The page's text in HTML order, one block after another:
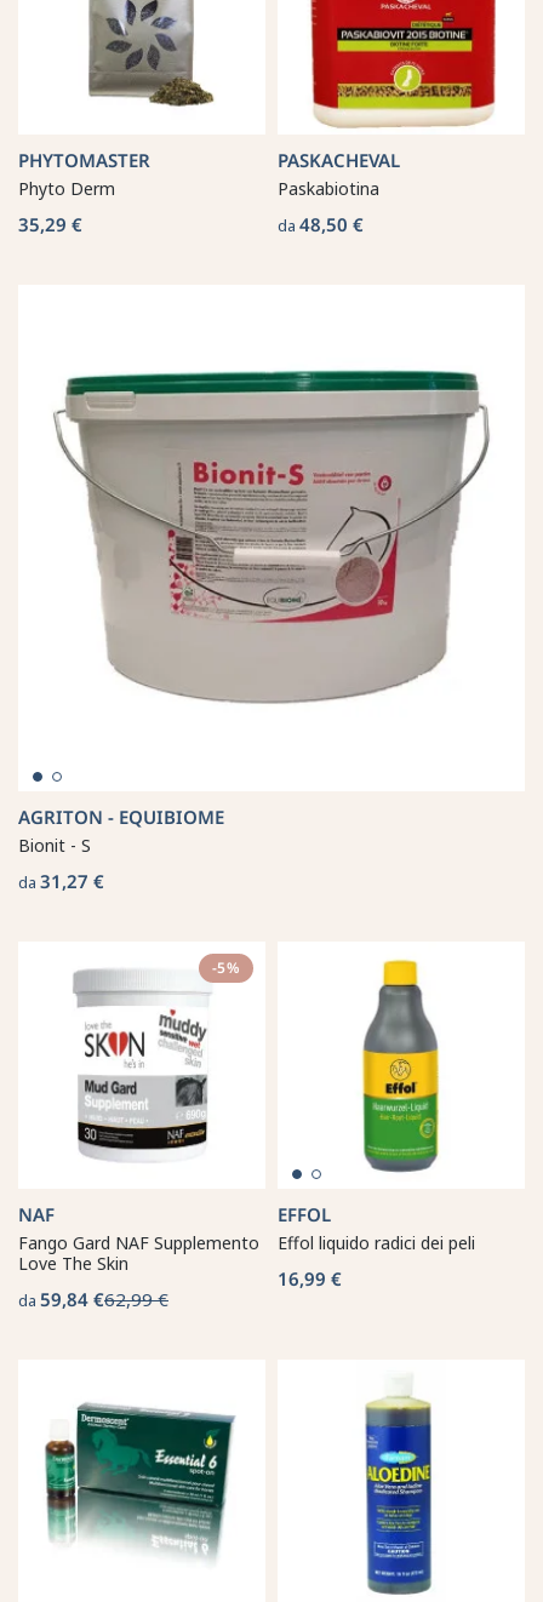
PHYTOMASTER
Phyto Derm
35,29 €
PASKACHEVAL
Paskabiotina
da 48,50 €
AGRITON - EQUIBIOME
Bionit - S
da 31,27 €
-5%
NAF
Fango Gard NAF Supplemento
Love The Skin
da 59,84 €62,99 €
EFFOL
Effol liquido radici dei peli
16,99 €